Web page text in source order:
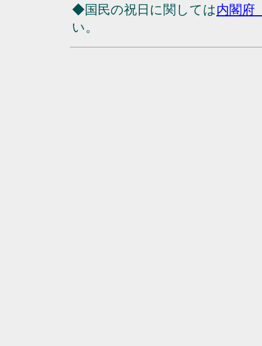
◆国民の祝日に関しては内閣府
い。